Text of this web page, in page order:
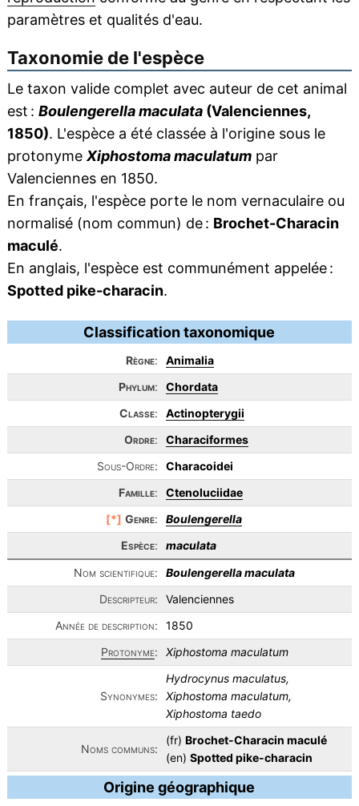
paramètres et qualités d'eau.
Taxonomie de l'espèce
Le taxon valide complet avec auteur de cet animal
est : Boulengerella maculata(Valenciennes,
1850). L'espèce a été classée à l'origine sous le
protonyme Xiphostoma maculatumpar
Valenciennes en 1850.
En français, l'espèce porte le nom vernaculaire ou
normalisé (nom commun) de : Brochet-Characin
maculé.
En anglais, l'espèce est communément appelée :
Spotted pike-characin.
Classification taxonomique
Règne:
Animalia
Phylum:
Chordata
Classe:
Actinopterygii
Ordre:
Characiformes
Sous-Ordre:
Characoidei
Famille:
Ctenoluciidae
[*] Genre:
Boulengerella
Espèce:
maculata
Nom scientifique:
Boulengerella maculata
Descripteur:
Valenciennes
Année de description:
1850
Protonyme: Xiphostoma maculatum
Synonymes:
Hydrocynus maculatus,
Xiphostoma maculatum,
Xiphostoma taedo
Noms communs:
(fr) Brochet-Characin maculé
(en) Spotted pike-characin
Origine géographique